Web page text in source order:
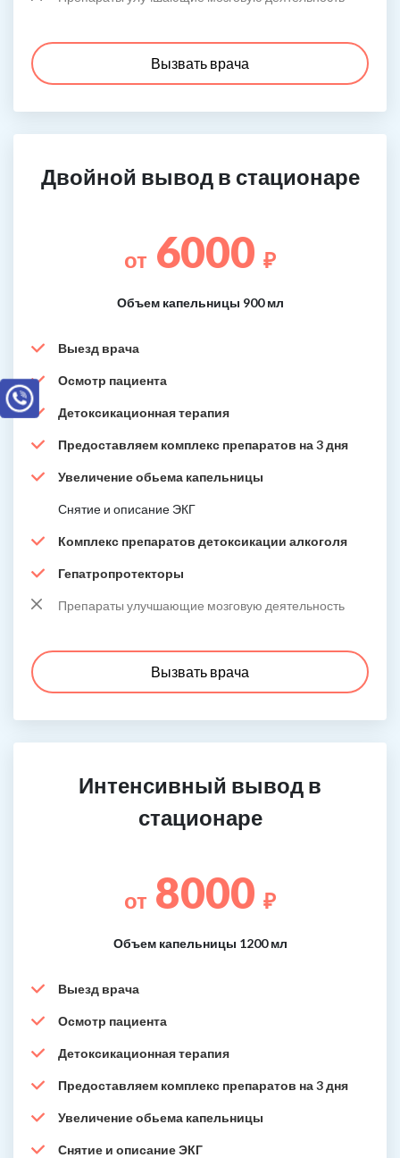
Вызвать врача
Двойной вывод в стационаре
от 6000 ₽
Объем капельницы 900 мл
Выезд врача
Осмотр пациента
Детоксикационная терапия
Предоставляем комплекс препаратов на 3 дня
Увеличение обьема капельницы
Снятие и описание ЭКГ
Комплекс препаратов детоксикации алкоголя
Гепатропротекторы
Препараты улучшающие мозговую деятельность
Вызвать врача
Интенсивный вывод в
стационаре
от 8000 ₽
Объем капельницы 1200 мл
Выезд врача
Осмотр пациента
Детоксикационная терапия
Предоставляем комплекс препаратов на 3 дня
Увеличение обьема капельницы
Снятие и описание ЭКГ